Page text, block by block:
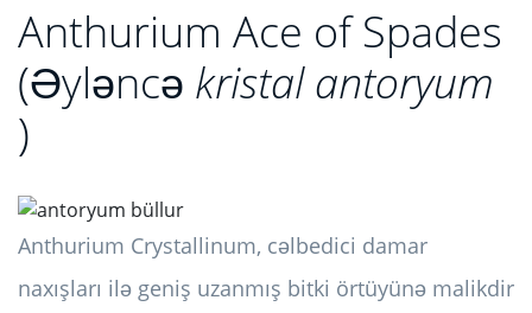
Anthurium Ace of Spades
(Əyləncə kristal antoryum
)
Anthurium Crystallinum, cəlbedici damar
naxışları ilə geniş uzanmış bitki örtüyünə malikdir